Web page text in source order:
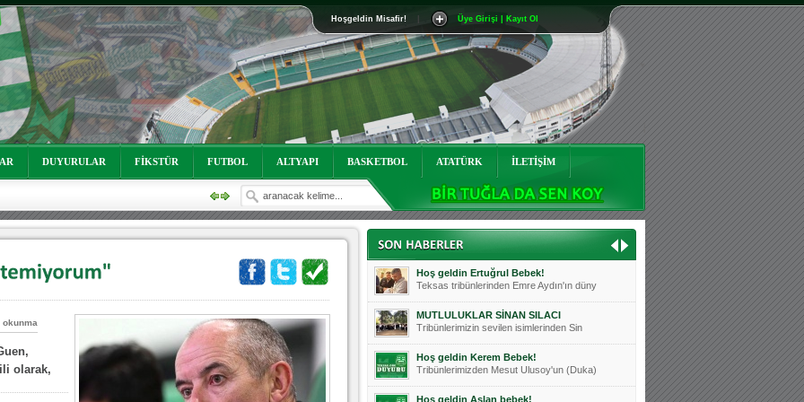
Hoşgeldin Misafir! Üye Girişi | Kayıt Ol
DUYURULAR FİKSTÜR FUTBOL ALTYAPI BASKETBOL ATATÜRK İLETİŞİM
okunma
olarak,
Mutluluklar Ceyhun Tetik
Teksas tribünlerinin sevilen isimlerinde
Bursasporumuzun önü açılsın is
Teksaslı Bursasporlular Derneği Başkanı
Hoş geldin Alaz Bebek!
Teksas.org sistem yöneticisi, ekibimizin
Hoş geldin Göktuğ Bebek!
Teksas.org ekibimizden ve tribünlerimizi
Hoş geldin Kadir Kağan Bebek!
Teksas tribünlerinden Basri İleri'nin dü
Hoş geldin Ertuğrul Bebek!
Teksas tribünlerinden Emre Aydın'ın düny
MUTLULUKLAR SİNAN SILACI
Tribünlerimizin sevilen isimlerinden Sin
Hoş geldin Kerem Bebek!
Tribünlerimizden Mesut Ulusoy'un (Duka)
Hoş geldin Aslan bebek!